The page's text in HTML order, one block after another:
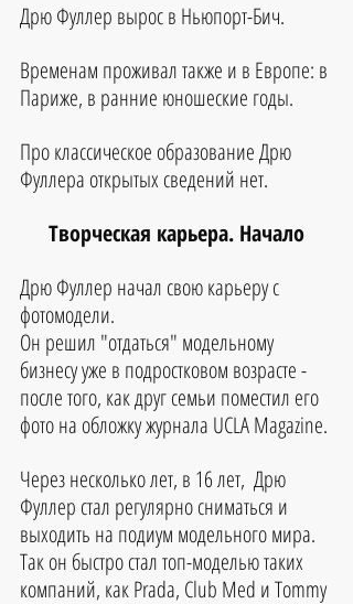
Дрю Фуллер вырос в Ньюпорт-Бич.
Временам проживал также и в Европе: в
Париже, в ранние юношеские годы.
Про классическое образование Дрю
Фуллера открытых сведений нет.
Творческая карьера. Начало
Дрю Фуллер начал свою карьеру с
фотомодели.
Он решил "отдаться" модельному
бизнесу уже в подростковом возрасте -
после того, как друг семьи поместил его
фото на обложку журнала UCLA Magazine.
Через несколько лет, в 16 лет,  Дрю
Фуллер стал регулярно сниматься и
выходить на подиум модельного мира.
Так он быстро стал топ-моделью таких
компаний, как Prada, Club Med и Tommy